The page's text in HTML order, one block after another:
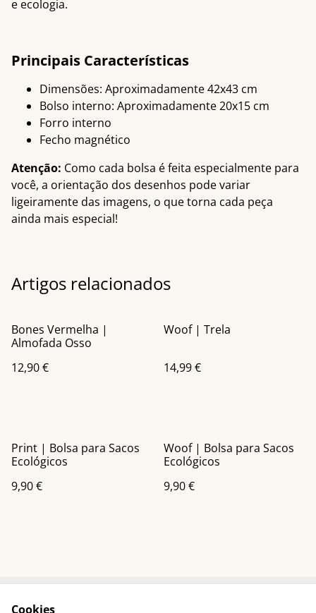
e ecologia.
Principais Características
Dimensões: Aproximadamente 42x43 cm
Bolso interno: Aproximadamente 20x15 cm
Forro interno
Fecho magnético
Atenção: Como cada bolsa é feita especialmente para
você, a orientação dos desenhos pode variar
ligeiramente das imagens, o que torna cada peça
ainda mais especial!
Artigos relacionados
Bones Vermelha |
Almofada Osso
12,90 €
Woof | Trela
14,99 €
Print | Bolsa para Sacos
Ecológicos
9,90 €
Woof | Bolsa para Sacos
Ecológicos
9,90 €
Cookies